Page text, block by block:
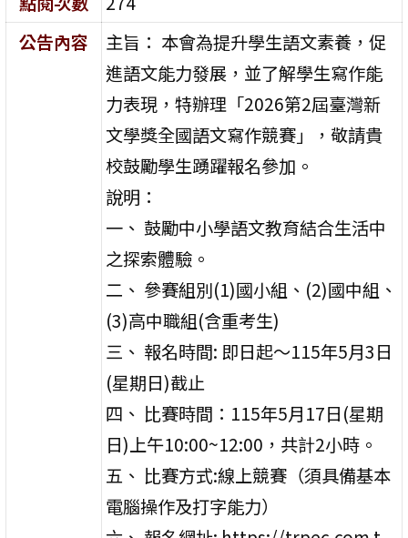
公告內容
主旨： 本會為提升學生語文素養，促
進語文能力發展，並了解學生寫作能
力表現，特辦理「2026第2屆臺灣新
文學獎全國語文寫作競賽」，敬請貴
校鼓勵學生踴躍報名參加。
說明：
一、 鼓勵中小學語文教育結合生活中
之探索體驗。
二、 參賽組別(1)國小組、(2)國中組、
(3)高中職組(含重考生)
三、 報名時間: 即日起〜115年5月3日
(星期日)截止
四、 比賽時間：115年5月17日(星期
日)上午10:00~12:00，共計2小時。
五、 比賽方式:線上競賽（須具備基本
電腦操作及打字能力）